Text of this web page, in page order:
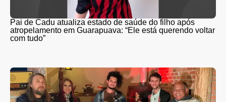
Pai de Cadu atualiza estado de saúde do filho após
atropelamento em Guarapuava: “Ele está querendo voltar
com tudo”